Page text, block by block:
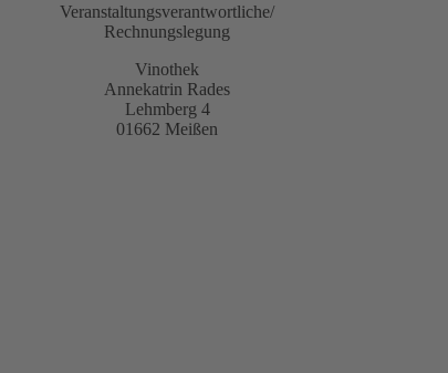
Veranstaltungsverantwortliche/
Rechnungslegung
Vinothek
Annekatrin Rades
Lehmberg 4
01662 Meißen